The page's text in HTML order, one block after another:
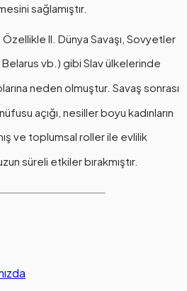
sağlamıştır.
Özellikle II. Dünya Savaşı, Sovyetler
Belarus vb.) gibi Slav ülkelerinde
neden olmuştur. Savaş sonrası
açığı, nesiller boyu kadınların
ve toplumsal roller ile evlilik
süreli etkiler bırakmıştır.